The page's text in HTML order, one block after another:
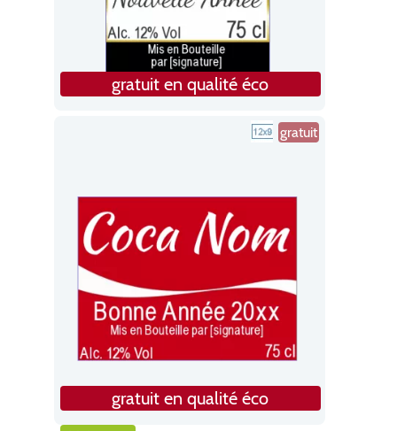
gratuit en qualité éco
gratuit
gratuit en qualité éco